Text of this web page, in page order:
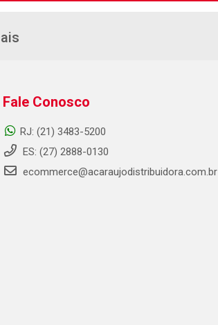
Fale Conosco
RJ: (21) 3483-5200
ES: (27) 2888-0130
ecommerce@acaraujodistribuidora.com.br